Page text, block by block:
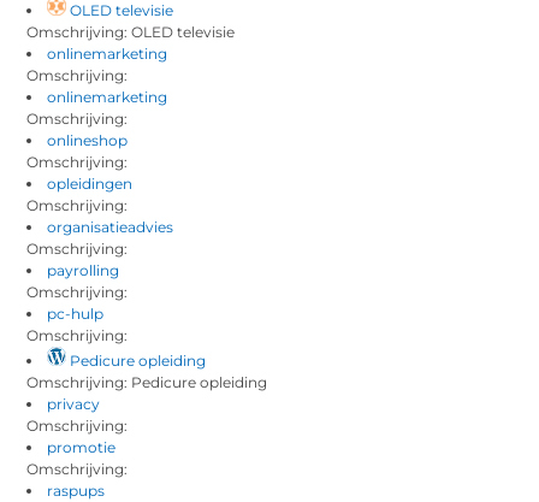
OLED televisie
Omschrijving: OLED televisie
onlinemarketing
Omschrijving:
onlinemarketing
Omschrijving:
onlineshop
Omschrijving:
opleidingen
Omschrijving:
organisatieadvies
Omschrijving:
payrolling
Omschrijving:
pc-hulp
Omschrijving:
Pedicure opleiding
Omschrijving: Pedicure opleiding
privacy
Omschrijving:
promotie
Omschrijving:
raspups